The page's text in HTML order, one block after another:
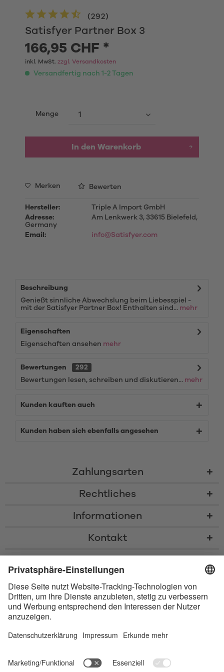
Satisfyer Partner Box 3
(292)
166,95 CHF *
inkl. MwSt. zzgl. Versandkosten
Versandfertig nach 1-2 Tagen
Menge
In den Warenkorb
Merken Bewerten
Hersteller:
Triple A Import GmbH
Adresse:
Am Lenkwerk 3, 33615 Bielefeld,
Germany
Email:
info@Satisfyer.com
Beschreibung
Genießt sinnliche Abwechslung beim Liebesspiel -
mit der Satisfyer Partner Box! Enthalten sind... mehr
Eigenschaften
Eigenschaften ansehen mehr
Bewertungen
292
Bewertungen lesen, schreiben und diskutieren... mehr
Kunden kauften auch
Kunden haben sich ebenfalls angesehen
Zahlungsarten
Rechtliches
Informationen
Kontakt
Nachnahmegebühren, wenn nicht anders beschrieben
und Eigentum der Bluetooth SIG, Inc. Die Nutzung dieser Marken durch
Satisfyer GmbH erfolgt unter Lizenz.